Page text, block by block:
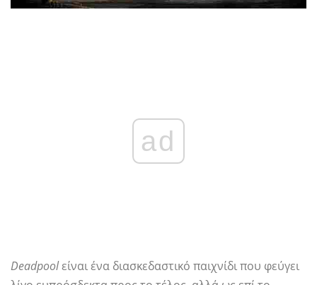
ad
Deadpoolείναι ένα διασκεδαστικό παιχνίδι που φεύγει